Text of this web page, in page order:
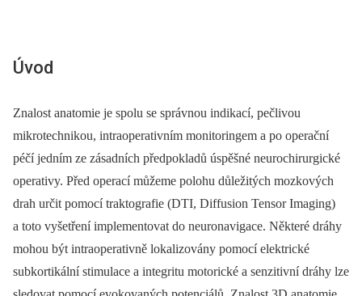
Úvod
Znalost anatomie je spolu se správnou indikací, pečlivou
mikrotechnikou, intraoperativním monitoringem a po operační
péčí jedním ze zásadních předpokladů úspěšné neurochirurgické
operativy. Před operací můžeme polohu důležitých mozkových
drah určit pomocí traktografie (DTI, Diffusion Tensor Imaging)
a toto vyšetření implementovat do neuronavigace. Některé dráhy
mohou být intraoperativně lokalizovány pomocí elektrické
subkortikální stimulace a integritu motorické a senzitivní dráhy lze